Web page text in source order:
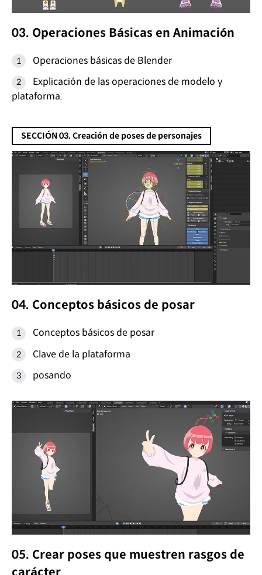
03. Operaciones Básicas en Animación
Operaciones básicas de Blender
Explicación de las operaciones de modelo y
plataforma.
SECCIÓN 03. Creación de poses de personajes
04. Conceptos básicos de posar
Conceptos básicos de posar
Clave de la plataforma
posando
05. Crear poses que muestren rasgos de